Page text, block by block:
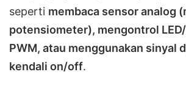
seperti membaca sensor analog
potensiometer), mengontrol
PWM, atau menggunakan sinyal
kendali on/off.